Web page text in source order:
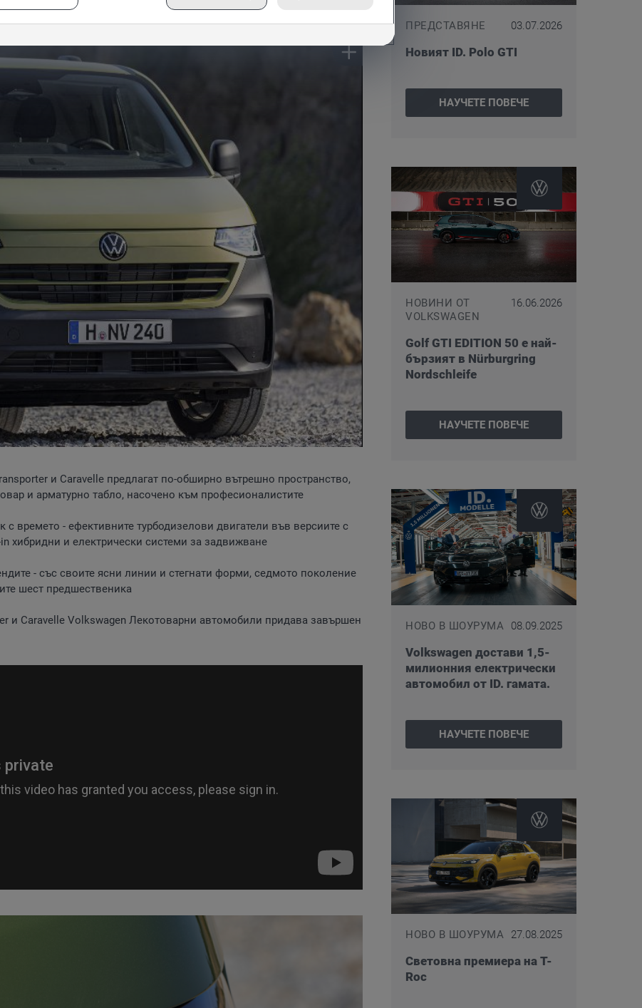
и Caravelle предлагат по-обширно вътрешно пространство,
и арматурно табло, насочено към професионалистите
времето - ефективните турбодизелови двигатели във версиите с
хибридни и електрически системи за задвижване
- със своите ясни линии и стегнати форми, седмото поколение
шест предшественика
и Caravelle Volkswagen Лекотоварни автомобили придава завършен
ПРЕДСТАВЯНЕ 03.07.2026
Новият ID. Polo GTI
НАУЧЕТЕ ПОВЕЧЕ
НОВИНИ ОТ
VOLKSWAGEN
16.06.2026
Golf GTI EDITION 50 е най-
бързият в Nürburgring
Nordschleife
НАУЧЕТЕ ПОВЕЧЕ
НОВО В ШОУРУМА 08.09.2025
Volkswagen достави 1,5-
милионния електрически
автомобил от ID. гамата.
НАУЧЕТЕ ПОВЕЧЕ
НОВО В ШОУРУМА 27.08.2025
Световна премиера на T-
Roc